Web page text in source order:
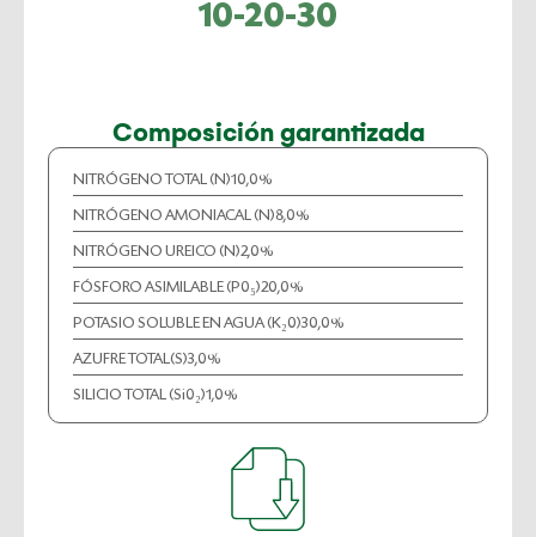
10-20-30
Composición garantizada
NITRÓGENO TOTAL (N)10,0%
NITRÓGENO AMONIACAL (N)8,0%
NITRÓGENO UREICO (N)2,0%
FÓSFORO ASIMILABLE (P0₅)20,0%
POTASIO SOLUBLE EN AGUA (K₂0)30,0%
AZUFRE TOTAL(S)3,0%
SILICIO TOTAL (Si0₂)1,0%